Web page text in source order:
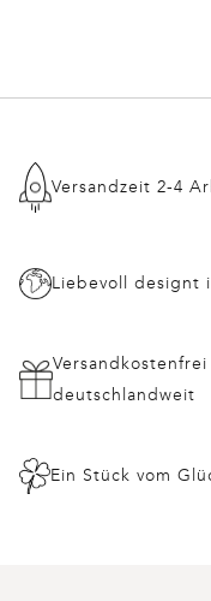
Versandzeit 2-4
Liebevoll designt
deutschlandweit
Ein Stück vom